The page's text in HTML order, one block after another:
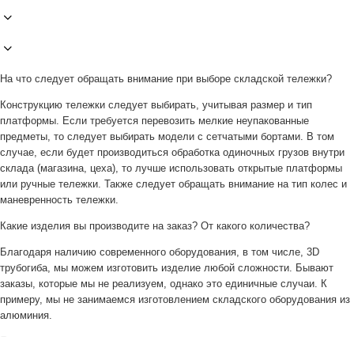
На что следует обращать внимание при выборе складской тележки?
Конструкцию тележки следует выбирать, учитывая размер и тип
платформы. Если требуется перевозить мелкие неупакованные
предметы, то следует выбирать модели с сетчатыми бортами. В том
случае, если будет производиться обработка одиночных грузов внутри
склада (магазина, цеха), то лучше использовать открытые платформы
или ручные тележки. Также следует обращать внимание на тип колес и
маневренность тележки.
Какие изделия вы производите на заказ? От какого количества?
Благодаря наличию современного оборудования, в том числе, 3D
трубогиба, мы можем изготовить изделие любой сложности. Бывают
заказы, которые мы не реализуем, однако это единичные случаи. К
примеру, мы не занимаемся изготовлением складского оборудования из
алюминия.